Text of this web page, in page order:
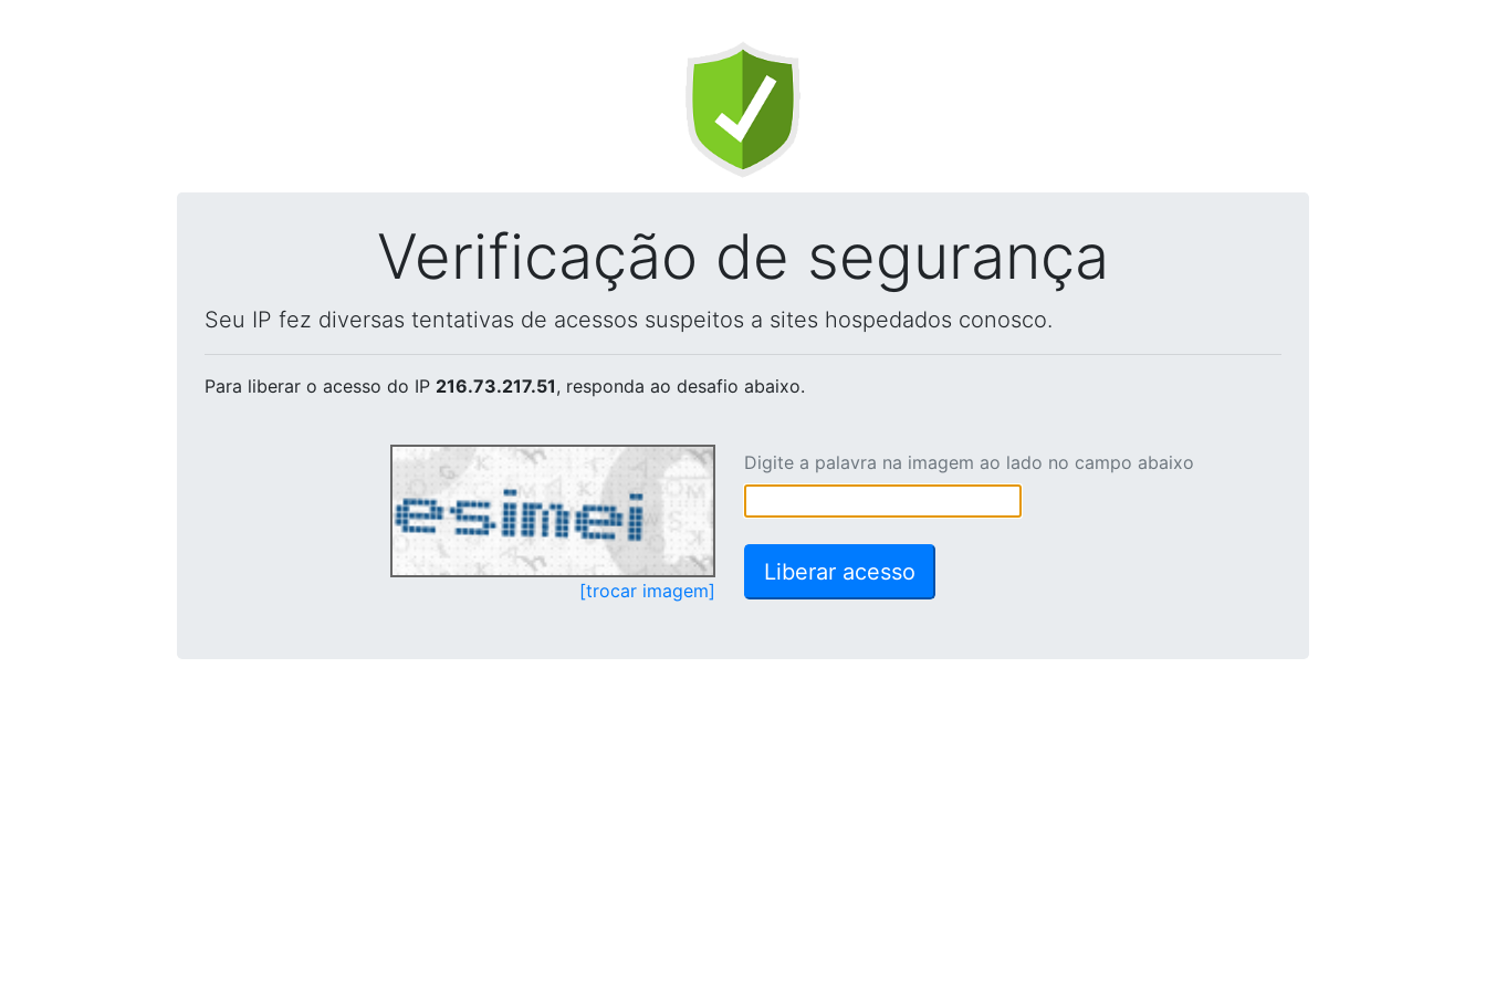
Verificação de segurança
Seu IP fez diversas tentativas de acessos suspeitos a sites hospedados conosco.
Para liberar o acesso do IP 216.73.217.51, responda ao desafio abaixo.
[trocar imagem]
Digite a palavra na imagem ao lado no campo abaixo